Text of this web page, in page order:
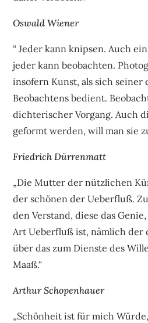
Oswald Wiener
“ Jeder kann knipsen. Auch
jeder kann beobachten.
insofern Kunst, als sich seiner
Beobachtens bedient.
dichterischer Vorgang. Auch
geformt werden, will man sie
Friedrich Dürrenmatt
„Die Mutter der nützlichen
der schönen der Ueberfluß.
den Verstand, diese das
Art Ueberfluß ist, nämlich
über das zum Dienste des
Maaß.“
Arthur Schopenhauer
„Schönheit ist für mich